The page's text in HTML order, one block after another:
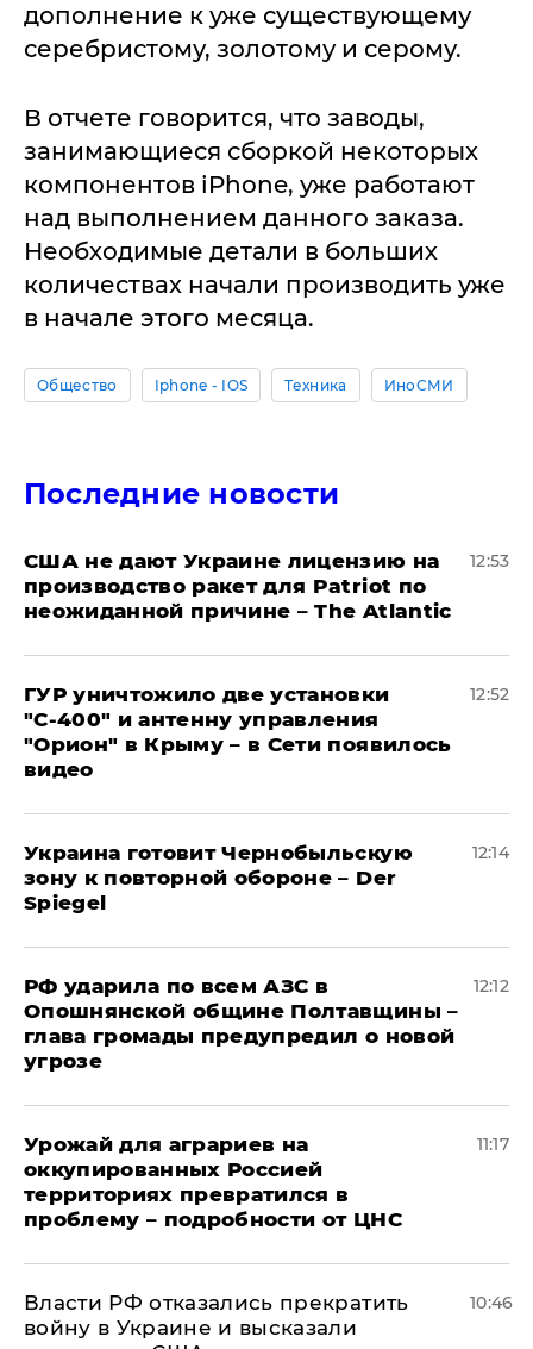
дополнение к уже существующему
серебристому, золотому и серому.
В отчете говорится, что заводы,
занимающиеся сборкой некоторых
компонентов iPhone, уже работают
над выполнением данного заказа.
Необходимые детали в больших
количествах начали производить уже
в начале этого месяца.
Общество Iphone - IOS Техника ИноСМИ
Последние новости
США не дают Украине лицензию на
производство ракет для Patriot по
неожиданной причине – The Atlantic
12:53
ГУР уничтожило две установки
"С‑400" и антенну управления
"Орион" в Крыму – в Сети появилось
видео
12:52
Украина готовит Чернобыльскую
зону к повторной обороне – Der
Spiegel
12:14
РФ ударила по всем АЗС в
Опошнянской общине Полтавщины –
глава громады предупредил о новой
угрозе
12:12
Урожай для аграриев на
оккупированных Россией
территориях превратился в
проблему – подробности от ЦНС
11:17
Власти РФ отказались прекратить
войну в Украине и высказали
10:46